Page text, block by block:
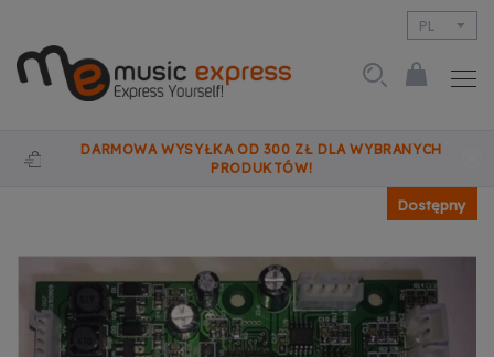
PL
DARMOWA WYSYŁKA OD 300 ZŁ DLA WYBRANYCH
PRODUKTÓW!
Dostępny